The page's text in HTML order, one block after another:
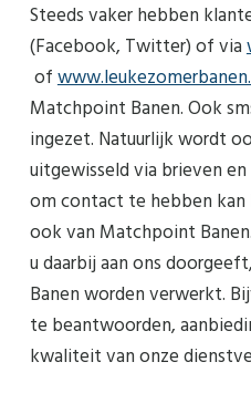
Steeds vaker hebben
(Facebook, Twitter) of via
of
Matchpoint Banen. Ook
ingezet. Natuurlijk wordt
uitgewisseld via brieven
om contact te hebben kan
ook van Matchpoint
u daarbij aan ons
Banen worden verwerkt.
te beantwoorden,
kwaliteit van onze